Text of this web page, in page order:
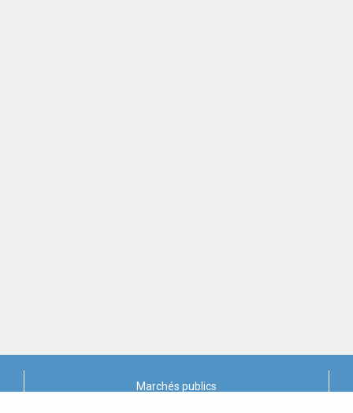
Marchés publics